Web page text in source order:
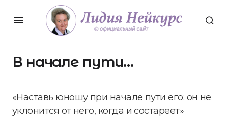
В начале пути…
«Наставь юношу при начале пути его: он не
уклонится от него, когда и состареет»